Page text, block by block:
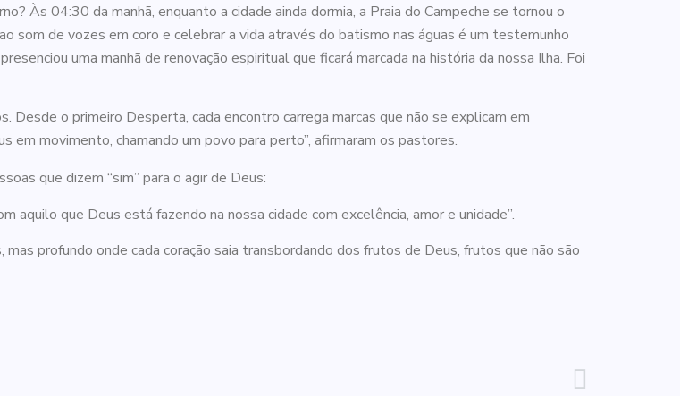
​Às 04:30 da manhã, enquanto a cidade ainda dormia, a Praia do Campeche se tornou o
som de vozes em coro e celebrar a vida através do batismo nas águas é um testemunho
uma manhã de renovação espiritual que ficará marcada na história da nossa Ilha. Foi
o primeiro Desperta, cada encontro carrega marcas que não se explicam em
em movimento, chamando um povo para perto”, afirmaram os pastores.
que dizem “sim” para o agir de Deus:
aquilo que Deus está fazendo na nossa cidade com excelência, amor e unidade”.
profundo onde cada coração saia transbordando dos frutos de Deus, frutos que não são